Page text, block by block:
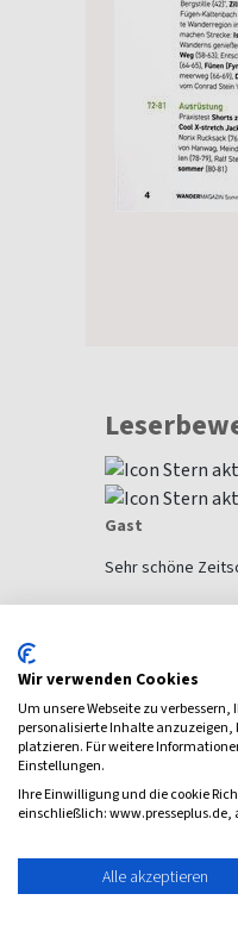
Gast
Sehr schöne
Alle
Weitere
Wir verwenden Cookies
Um unsere Webseite zu
personalisierte Inhalte anzuzeigen,
platzieren. Für weitere
Einstellungen.
Ihre Einwilligung und die cookie
einschließlich: www.presseplus.de,
Alle akzeptieren